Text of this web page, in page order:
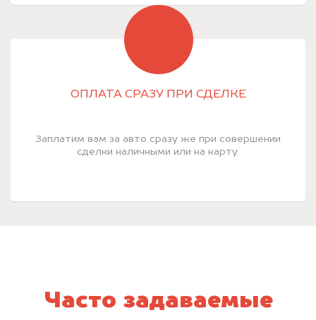
ОПЛАТА СРАЗУ ПРИ СДЕЛКЕ
Заплатим вам за авто сразу же при совершении
сделки наличными или на карту.
Часто задаваемые